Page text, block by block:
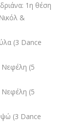
1η θέση
&
(3 Dance
Νεφέλη (5
Νεφέλη (5
(3 Dance